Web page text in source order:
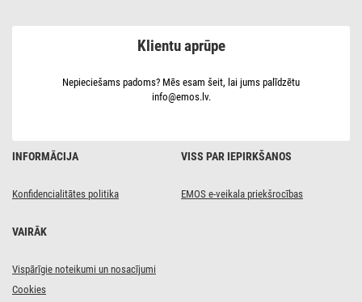
INFORMĀCIJA
Konfidencialitātes politika
VISS PAR IEPIRKŠANOS
EMOS e-veikala priekšrocības
VAIRĀK
Vispārīgie noteikumi un nosacījumi
Cookies
Klientu aprūpe
Nepieciešams padoms? Mēs esam šeit, lai jums palīdzētu
info@emos.lv.